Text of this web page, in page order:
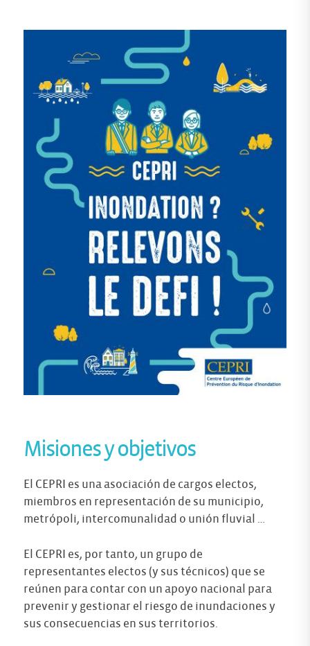
Misiones y objetivos
El CEPRI es una asociación de cargos electos,
miembros en representación de su municipio,
metrópoli, intercomunalidad o unión fluvial …
El CEPRI es, por tanto, un grupo de
representantes electos (y sus técnicos) que se
reúnen para contar con un apoyo nacional para
prevenir y gestionar el riesgo de inundaciones y
sus consecuencias en sus territorios.